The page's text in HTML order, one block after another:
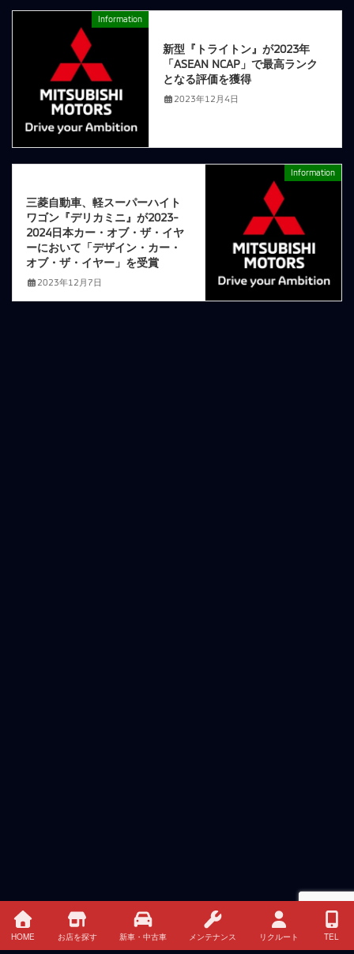
Information
新型『トライトン』が2023年
「ASEAN NCAP」で最高ランク
となる評価を獲得
2023年12月4日
Information
三菱自動車、軽スーパーハイト
ワゴン『デリカミニ』が2023-
2024日本カー・オブ・ザ・イヤ
ーにおいて「デザイン・カー・
オブ・ザ・イヤー」を受賞
2023年12月7日
HOME お店を探す 新車・中古車 メンテナンス リクルート TEL